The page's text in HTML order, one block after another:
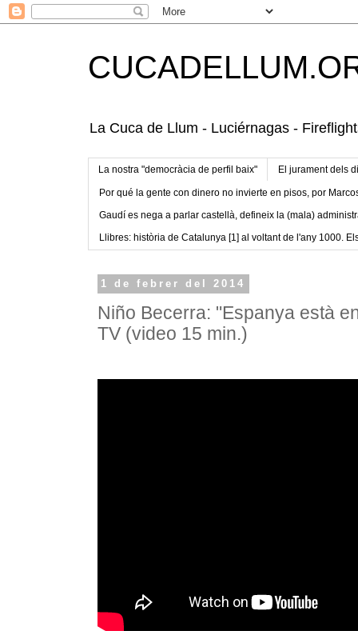
La Cuca de Llum - Luciérnagas -
La nostra "democràcia de perfil baix" El jurament dels
Por qué la gente con dinero no invierte en pisos, por
Gaudí es nega a parlar castellà, defineix la (mala)
Llibres: història de Catalunya [1] al voltant de l'any 1000.
1 de febrer del 2014
Niño Becerra: "Espanya està
TV (video 15 min.)